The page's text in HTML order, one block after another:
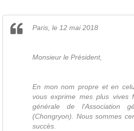
Paris, le 12 mai 2018
Monsieur le Président,
En mon nom propre et en
vous exprime mes plus vives
générale de l'Association
(Chongryon). Nous sommes
succès.